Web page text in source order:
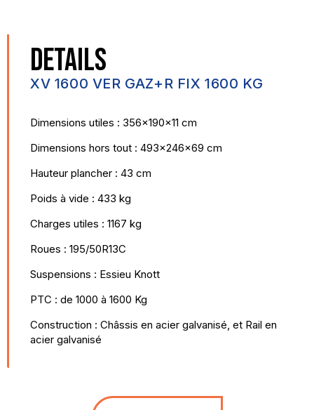
DETAILS
XV 1600 VER GAZ+R FIX 1600 KG
Dimensions utiles : 356x190x11 cm
Dimensions hors tout : 493x246x69 cm
Hauteur plancher : 43 cm
Poids à vide : 433 kg
Charges utiles : 1167 kg
Roues : 195/50R13C
Suspensions : Essieu Knott
PTC : de 1000 à 1600 Kg
Construction : Châssis en acier galvanisé, et Rail en
acier galvanisé